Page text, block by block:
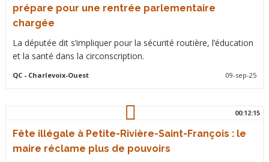
prépare pour une rentrée parlementaire
chargée
La députée dit s’impliquer pour la sécurité routière, l’éducation
et la santé dans la circonscription.
QC- Charlevoix-Ouest 09-sep-25
00:12:15
Fête illégale à Petite-Rivière-Saint-François : le
maire réclame plus de pouvoirs